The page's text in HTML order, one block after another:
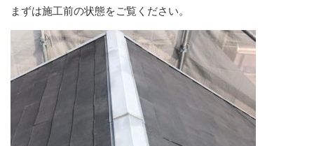
まずは施工前の状態をご覧ください。